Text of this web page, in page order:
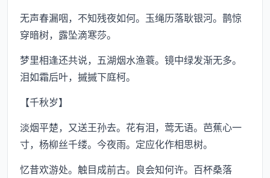
无声春漏咽，不知残夜如何。玉绳历落耿银河。鹊惊
穿暗树，露坠滴寒莎。
梦里相逢还共说，五湖烟水渔蓑。镜中绿发渐无多。
泪如霜后叶，摵摵下庭柯。
【千秋岁】
淡烟平楚，又送王孙去。花有泪，莺无语。芭蕉心一
寸，杨柳丝千缕。今夜雨。定应化作相思树。
忆昔欢游处。触目成前古。良会知何许。百杯桑落